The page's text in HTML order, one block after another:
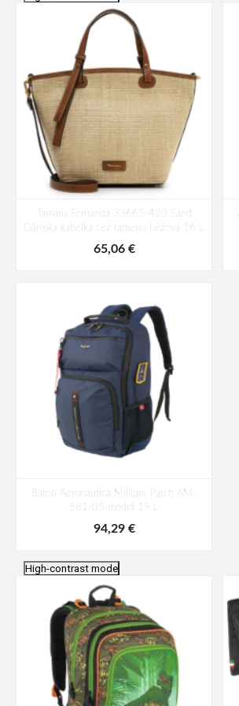
Tamaris Fernanda 33665-420 Sand
Dámska kabelka cez rameno béžová 16 L
65,06 €
Batoh Aeronautica Militare Patch AM-
581-05 modrá 19 L
94,29 €
High-contrast mode